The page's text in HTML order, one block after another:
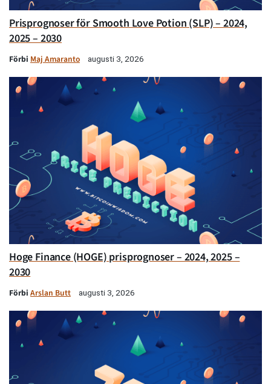
Prisprognoser för Smooth Love Potion (SLP) – 2024,
2025 – 2030
Förbi Maj Amaranto augusti 3, 2026
Hoge Finance (HOGE) prisprognoser – 2024, 2025 –
2030
Förbi Arslan Butt augusti 3, 2026